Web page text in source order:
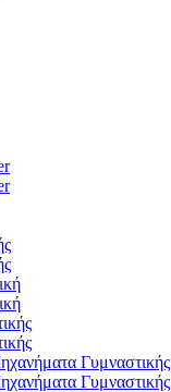
Γυμναστικής
Γυμναστικής